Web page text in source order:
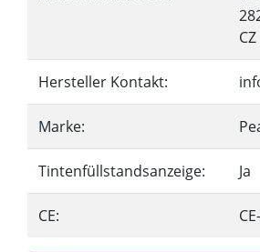
CZ
Hersteller Kontakt:
Marke:
Tintenfüllstandsanzeige: Ja
CE: